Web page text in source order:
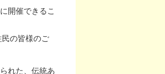
開催できるこ
の皆様のご
れた、伝統あ